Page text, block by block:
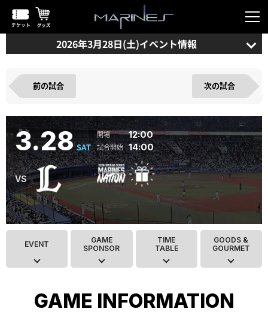
2026年3月28日(土)イベント情報
前の試合 次の試合
3.28 SAT
12:00
14:00
EVENT
GAME
SPONSOR
TIME
TABLE
GOODS &
GOURMET
GAME INFORMATION